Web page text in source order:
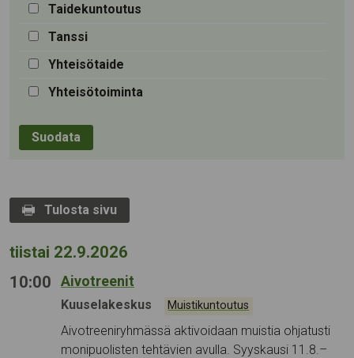
Taidekuntoutus
Tanssi
Yhteisötaide
Yhteisötoiminta
Tulosta sivu
tiistai 22.9.2026
10:00
Aivotreenit
Tapahtumapaikka:
Kuuselakeskus Kategoriat:
Muistikuntoutus
Aivotreeniryhmässä aktivoidaan muistia ohjatusti
monipuolisten tehtävien avulla. Syyskausi 11.8.–